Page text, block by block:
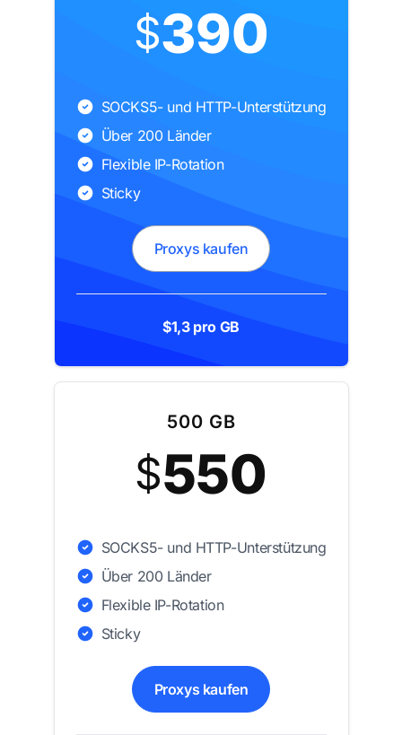
$390
SOCKS5- und HTTP-Unterstützung
Über 200 Länder
Flexible IP-Rotation
Sticky
Proxys kaufen
$1,3 pro GB
500 GB
$550
SOCKS5- und HTTP-Unterstützung
Über 200 Länder
Flexible IP-Rotation
Sticky
Proxys kaufen